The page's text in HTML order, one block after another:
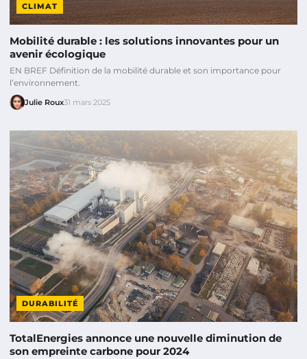
CLIMAT
Mobilité durable : les solutions innovantes pour un
avenir écologique
EN BREF Définition de la mobilité durable et son importance pour
l’environnement.
Julie Roux31 mars 2025
DURABILITÉ
TotalEnergies annonce une nouvelle diminution de
son empreinte carbone pour 2024